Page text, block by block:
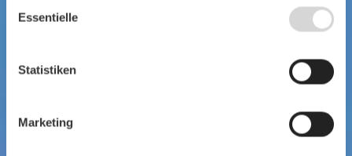
Essentielle
Statistiken
Marketing